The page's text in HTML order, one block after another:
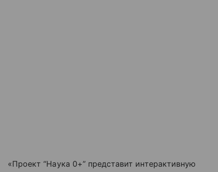
«Проект “Наука 0+” представит интерактивную